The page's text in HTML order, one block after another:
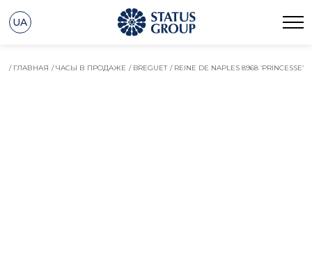
UA
/ ГЛАВНАЯ / ЧАСЫ В ПРОДАЖЕ / BREGUET / REINE DE NAPLES 8968 ‘PRINCESSE’